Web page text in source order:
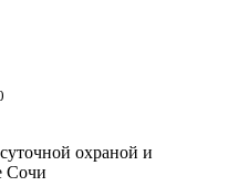
охраной и
Сочи